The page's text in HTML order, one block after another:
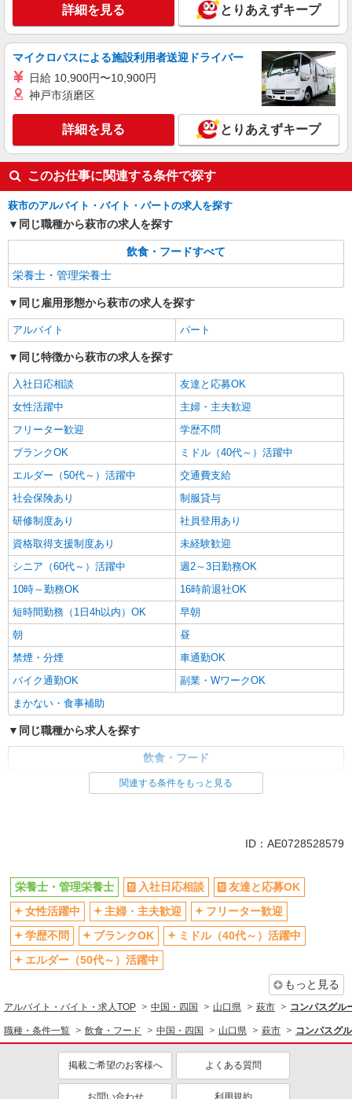
詳細を見る とりあえずキープ
マイクロバスによる施設利用者送迎ドライバー
日給 10,900円〜10,900円
神戸市須磨区
詳細を見る とりあえずキープ
このお仕事に関連する条件で探す
萩市のアルバイト・バイト・パートの求人を探す
同じ職種から萩市の求人を探す
飲食・フードすべて
栄養士・管理栄養士
同じ雇用形態から萩市の求人を探す
アルバイト パート
同じ特徴から萩市の求人を探す
入社日応相談
友達と応募OK
女性活躍中
主婦・主夫歓迎
フリーター歓迎
学歴不問
ブランクOK
ミドル（40代～）活躍中
エルダー（50代～）活躍中
交通費支給
社会保険あり
制服貸与
研修制度あり
社員登用あり
資格取得支援制度あり
未経験歓迎
シニア（60代～）活躍中
週2～3日勤務OK
10時～勤務OK
16時前退社OK
短時間勤務（1日4h以内）OK
早朝
朝
昼
禁煙・分煙
車通勤OK
バイク通勤OK
副業・WワークOK
まかない・食事補助
同じ職種から求人を探す
飲食・フード
未経験歓迎
週2～3日勤務OK
短時間勤務（1日4h以内）OK
車通勤OK
副業・WワークOK
まかない・食事補助
関連する条件をもっと見る
ID：AE0728528579
栄養士・管理栄養士 入社日応相談
友達と応募OK
女性活躍中
主婦・主夫歓迎
フリーター歓迎
学歴不問
ブランクOK
ミドル（40代～）活躍中
エルダー（50代～）活躍中
もっと見る
アルバイト・バイト・求人TOP 中国・四国 山口県 萩市 コンパスグル
職種・条件一覧 飲食・フード 中国・四国 山口県 萩市 コンパスグ
掲載ご希望のお客様へ よくある質問
お問い合わせ 利用規約